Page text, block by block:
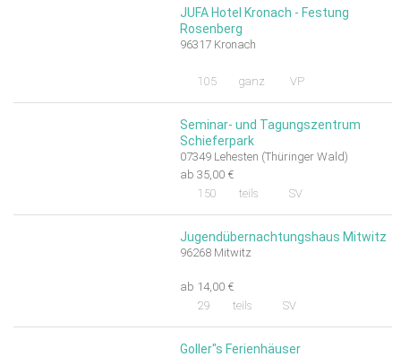
JUFA Hotel Kronach - Festung
Rosenberg
96317 Kronach
105 ganz VP
Seminar- und Tagungszentrum
Schieferpark
07349 Lehesten (Thüringer Wald)
ab 35,00 €
150
teils SV
Jugendübernachtungshaus Mitwitz
96268 Mitwitz
ab 14,00 €
29
teils SV
Goller"s Ferienhäuser